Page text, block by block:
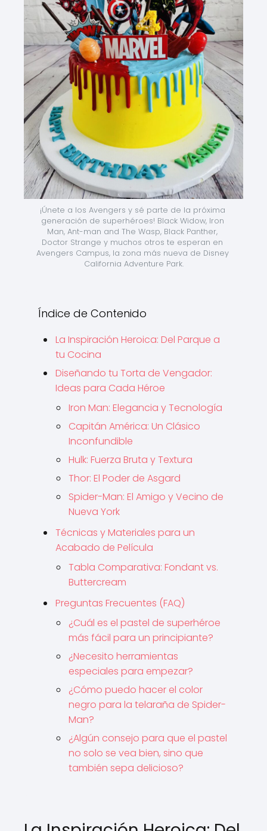
¡Únete a los Avengers y sé parte de la próxima
generación de superhéroes! Black Widow, Iron
Man, Ant-man and The Wasp, Black Panther,
Doctor Strange y muchos otros te esperan en
Avengers Campus, la zona más nueva de Disney
California Adventure Park.
Índice de Contenido
La Inspiración Heroica: Del Parque a
tu Cocina
Diseñando tu Torta de Vengador:
Ideas para Cada Héroe
Iron Man: Elegancia y Tecnología
Capitán América: Un Clásico
Inconfundible
Hulk: Fuerza Bruta y Textura
Thor: El Poder de Asgard
Spider-Man: El Amigo y Vecino de
Nueva York
Técnicas y Materiales para un
Acabado de Película
Tabla Comparativa: Fondant vs.
Buttercream
Preguntas Frecuentes (FAQ)
¿Cuál es el pastel de superhéroe
más fácil para un principiante?
¿Necesito herramientas
especiales para empezar?
¿Cómo puedo hacer el color
negro para la telaraña de Spider-
Man?
¿Algún consejo para que el pastel
no solo se vea bien, sino que
también sepa delicioso?